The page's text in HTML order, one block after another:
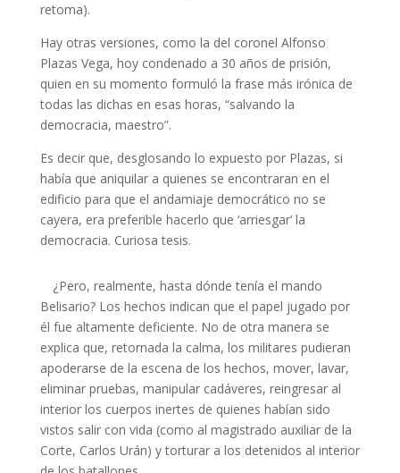
retoma).
Hay otras versiones, como la del coronel Alfonso
Plazas Vega, hoy condenado a 30 años de prisión,
quien en su momento formuló la frase más irónica de
todas las dichas en esas horas, “salvando la
democracia, maestro”.
Es decir que, desglosando lo expuesto por Plazas, si
había que aniquilar a quienes se encontraran en el
edificio para que el andamiaje democrático no se
cayera, era preferible hacerlo que ‘arriesgar’ la
democracia. Curiosa tesis.
¿Pero, realmente, hasta dónde tenía el mando
Belisario? Los hechos indican que el papel jugado por
él fue altamente deficiente. No de otra manera se
explica que, retornada la calma, los militares pudieran
apoderarse de la escena de los hechos, mover, lavar,
eliminar pruebas, manipular cadáveres, reingresar al
interior los cuerpos inertes de quienes habían sido
vistos salir con vida (como al magistrado auxiliar de la
Corte, Carlos Urán) y torturar a los detenidos al interior